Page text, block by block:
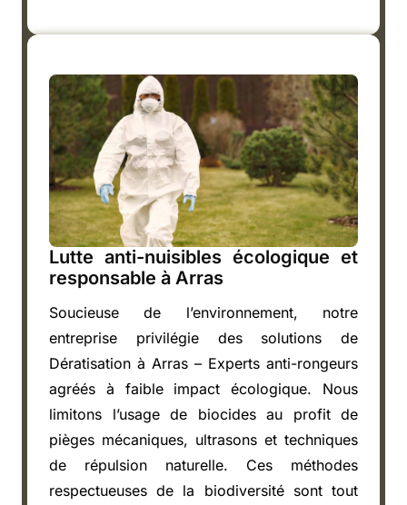
Lutte anti-nuisibles écologique et
responsable à Arras
Soucieuse de l’environnement, notre
entreprise privilégie des solutions de
Dératisation à Arras – Experts anti-rongeurs
agréés à faible impact écologique. Nous
limitons l’usage de biocides au profit de
pièges mécaniques, ultrasons et techniques
de répulsion naturelle. Ces méthodes
respectueuses de la biodiversité sont tout